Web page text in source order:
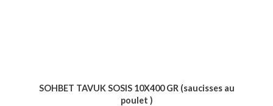
SOHBET TAVUK SOSIS 10X400 GR (saucisses au
poulet )